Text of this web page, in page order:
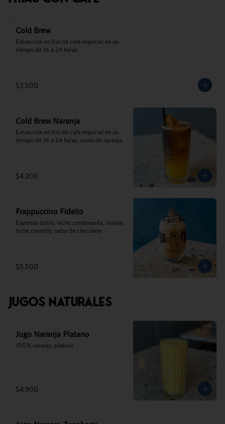
Cold Brew
Extracción en frio de cafe especial en un
tiempo de 16 a 24 horas
$3.500
Cold Brew Naranja
Extracción en frio de cafe especial en un
tiempo de 16 a 24 horas, zumo de naranja.
$4.200
Frappuccino Fidelio
Espresso doble, leche condensada, manjar,
leche,chantilly, salsa de chocolate
$5.500
Jugos Naturales
Jugo Naranja Platano
100% naranja, platano
$4.900